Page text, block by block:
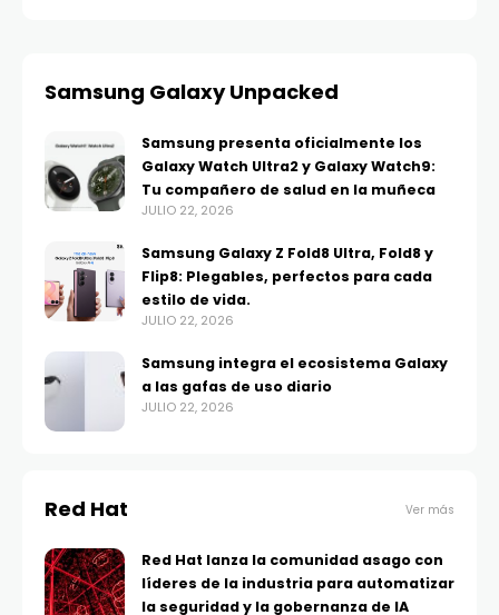
Samsung Galaxy Unpacked
Samsung presenta oficialmente los
Galaxy Watch Ultra2 y Galaxy Watch9:
Tu compañero de salud en la muñeca
JULIO 22, 2026
Samsung Galaxy Z Fold8 Ultra, Fold8 y
Flip8: Plegables, perfectos para cada
estilo de vida.
JULIO 22, 2026
Samsung integra el ecosistema Galaxy
a las gafas de uso diario
JULIO 22, 2026
Red Hat Ver más
Red Hat lanza la comunidad asago con
líderes de la industria para automatizar
la seguridad y la gobernanza de IA